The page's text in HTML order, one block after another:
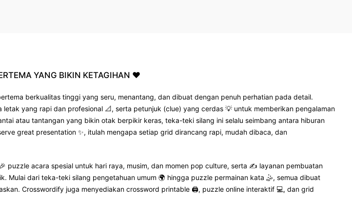
YANG BIKIN KETAGIHAN ❤️
berkualitas tinggi yang seru, menantang, dan dibuat dengan penuh perhatian pada detail.
yang rapi dan profesional 📐, serta petunjuk (clue) yang cerdas 💡 untuk memberikan pengalaman
atau tantangan yang bikin otak berpikir keras, teka-teki silang ini selalu seimbang antara hiburan
great presentation ✨, itulah mengapa setiap grid dirancang rapi, mudah dibaca, dan
puzzle acara spesial untuk hari raya, musim, dan momen pop culture, serta ✍️ layanan pembuatan
Mulai dari teka-teki silang pengetahuan umum 🌍 hingga puzzle permainan kata 🤹, semua dibuat
Crosswordify juga menyediakan crossword printable 🖨️, puzzle online interaktif 💻, dan grid